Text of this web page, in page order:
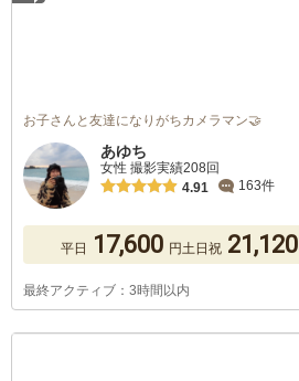
お子さんと友達になりがちカメラマン🤝
あゆち
女性 撮影実績208回
4.91
163件
平日 17,600 円土日祝 21,120
最終アクティブ：3時間以内